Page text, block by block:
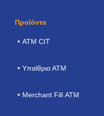
Προϊόντα
ΑΤΜ CIT
Υπαίθρια ΑΤΜ
Merchant Fill ΑΤΜ